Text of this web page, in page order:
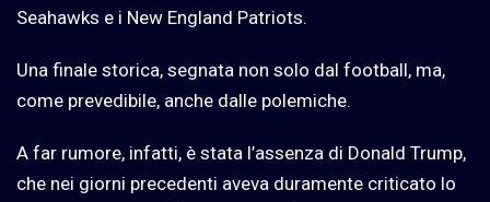
Seahawks e i New England Patriots.
Una finale storica, segnata non solo dal football, ma,
come prevedibile, anche dalle polemiche.
A far rumore, infatti, è stata l’assenza di Donald Trump,
che nei giorni precedenti aveva duramente criticato lo